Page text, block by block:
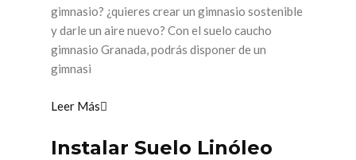
gimnasio? ¿quieres crear un gimnasio sostenible
y darle un aire nuevo? Con el suelo caucho
gimnasio Granada, podrás disponer de un
gimnasi
Leer Más
Instalar Suelo Linóleo